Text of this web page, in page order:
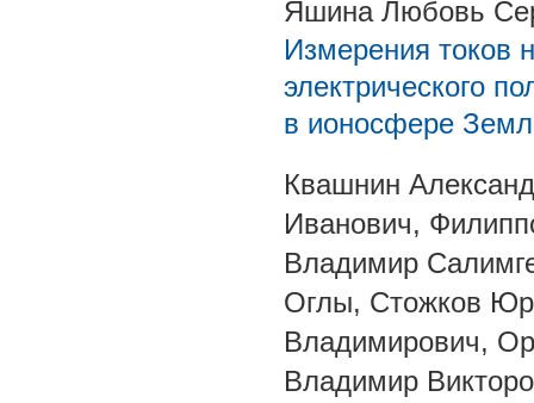
Яшина Любовь
Измерения токов
электрического
в ионосфере
Квашнин
Иванович,
Владимир
Оглы, Стожков
Владимирович,
Владимир